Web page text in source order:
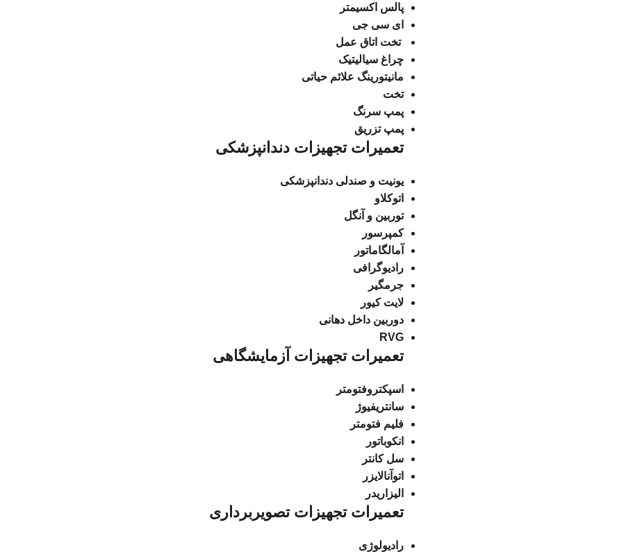
پالس اکسیمتر
ای سی جی
تخت اتاق عمل
چراغ سیالیتیک
مانیتورینگ علائم حیاتی
تخت
پمپ سرنگ
پمپ تزریق
تعمیرات تجهیزات دندانپزشکی
یونیت و صندلی دندانپزشکی
اتوکلاو
توربین و آنگل
کمپرسور
آمالگاماتور
رادیوگرافی
جرمگیر
لایت کیور
دوربین داخل دهانی
RVG
تعمیرات تجهیزات آزمایشگاهی
اسپکتروفتومتر
سانتریفیوژ
فلیم فتومتر
انکوباتور
سل کانتر
اتوآنالایزر
الیزاریدر
تعمیرات تجهیزات تصویربرداری
رادیولوژی